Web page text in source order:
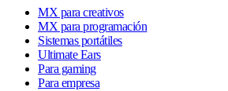
MX para creativos
MX para programación
Sistemas portátiles
Ultimate Ears
Para gaming
Para empresa